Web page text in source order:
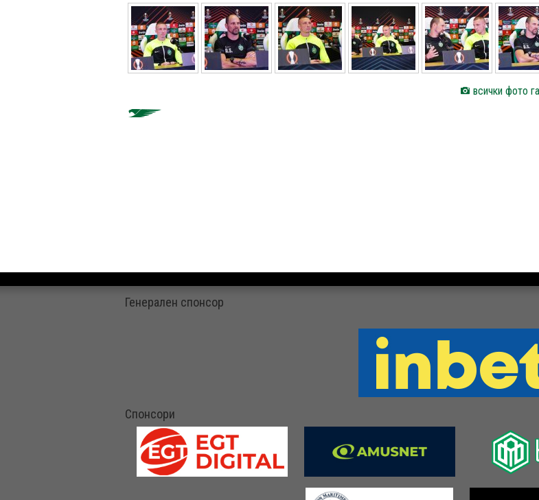
всички фото
Генерален спонсор
Спонсори